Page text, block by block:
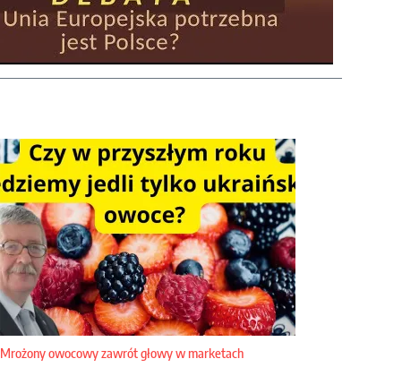
Mrożony owocowy zawrót głowy w marketach